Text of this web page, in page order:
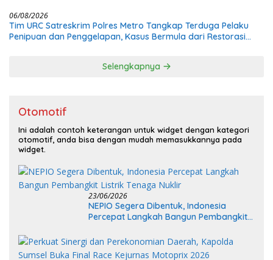
06/08/2026
Tim URC Satreskrim Polres Metro Tangkap Terduga Pelaku
Penipuan dan Penggelapan, Kasus Bermula dari Restorasi
Selengkapnya
Otomotif
Ini adalah contoh keterangan untuk widget dengan kategori
otomotif, anda bisa dengan mudah memasukkannya pada
widget.
23/06/2026
NEPIO Segera Dibentuk, Indonesia
Percepat Langkah Bangun Pembangkit